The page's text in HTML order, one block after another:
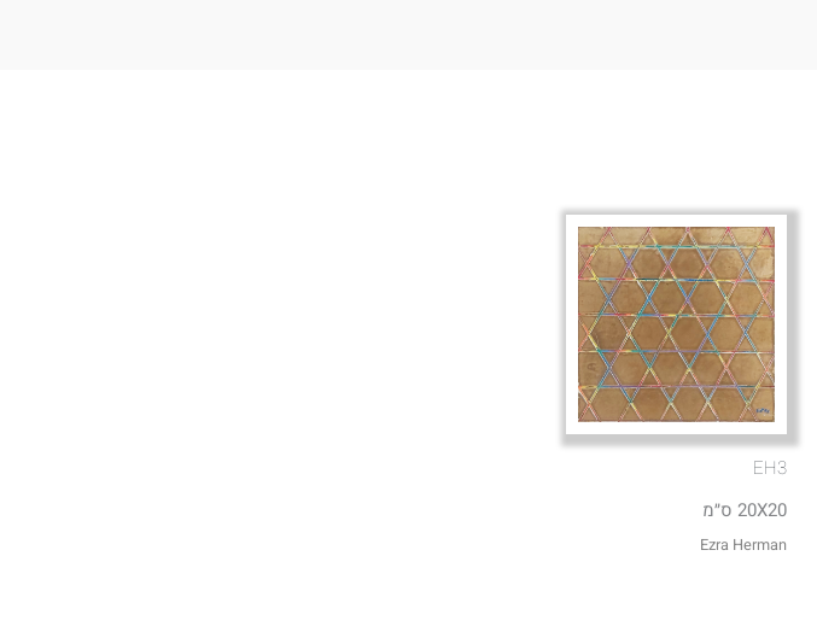
EH3
20X20 ס״מ
Ezra Herman